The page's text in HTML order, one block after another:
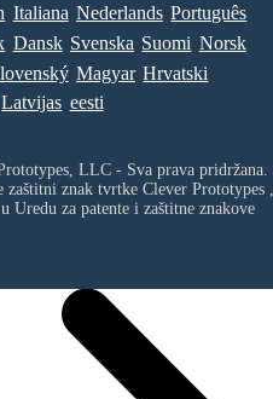
Italiana Nederlands Português
Dansk Svenska Suomi Norsk
Magyar Hrvatski
Latvijas eesti
LLC - Sva prava pridržana.
zaštitni znak tvrtke Clever Prototypes ,
Uredu za patente i zaštitne znakove